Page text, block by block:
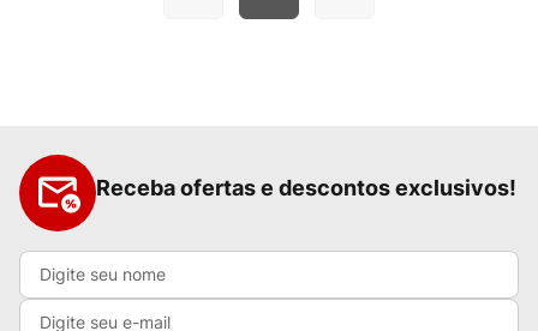
Receba ofertas e descontos exclusivos!